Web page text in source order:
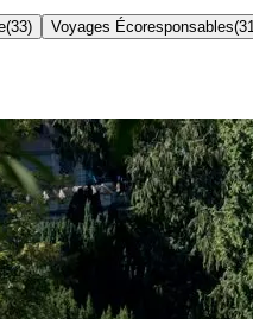
(33) Voyages Écoresponsables(31